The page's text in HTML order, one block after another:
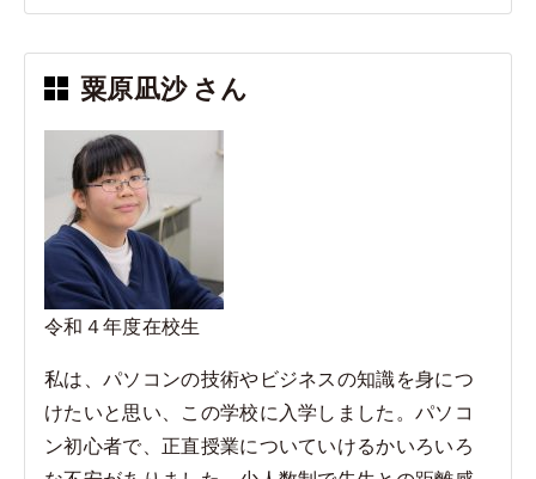
c
e
b
o
o
k
e
粟原凪沙 さん
令和４年度在校生
私は、パソコンの技術やビジネスの知識を身につ
けたいと思い、この学校に入学しました。パソコ
ン初心者で、正直授業についていけるかいろいろ